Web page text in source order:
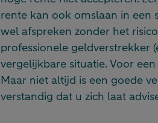
rente kan ook omslaan in een
wel afspreken zonder het
professionele geldverstrekker
vergelijkbare situatie. Voor
Maar niet altijd is een goede
verstandig dat u zich laat